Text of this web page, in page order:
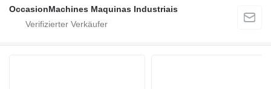
OccasionMachines Maquinas Industriais